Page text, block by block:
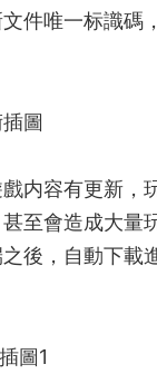
件唯一标識碼
内容有更新，
至會造成大量
後，自動下載